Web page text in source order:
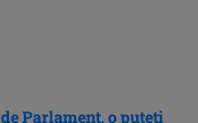
Parlament, o puteți